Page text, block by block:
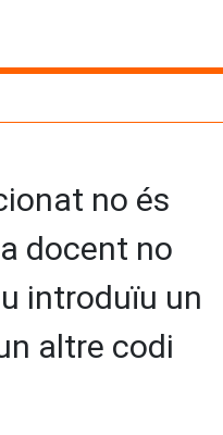
no és
docent no
introduïu un
altre codi